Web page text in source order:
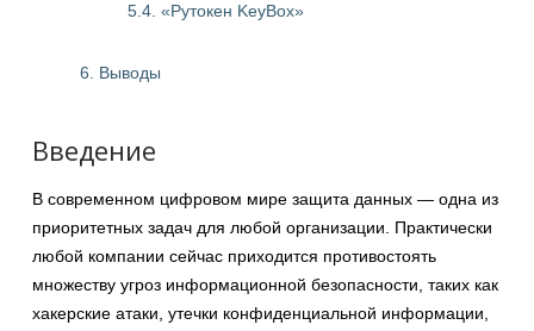
5.4. «Рутокен KeyBox»
6. Выводы
Введение
В современном цифровом мире защита данных — одна из
приоритетных задач для любой организации. Практически
любой компании сейчас приходится противостоять
множеству угроз информационной безопасности, таких как
хакерские атаки, утечки конфиденциальной информации,